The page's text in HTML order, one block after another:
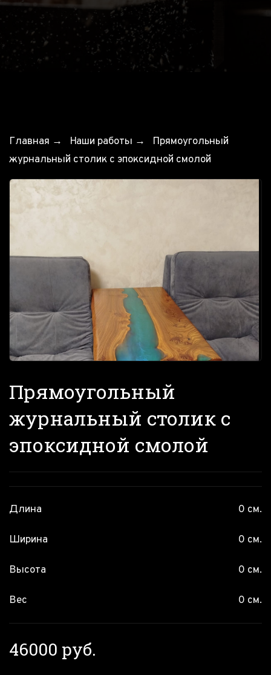
Главная → Наши работы →
Прямоугольный
журнальный столик с эпоксидной смолой
Прямоугольный
журнальный столик с
эпоксидной смолой
Длина 0 см.
Ширина 0 см.
Высота 0 см.
Вес 0 см.
46000 руб.